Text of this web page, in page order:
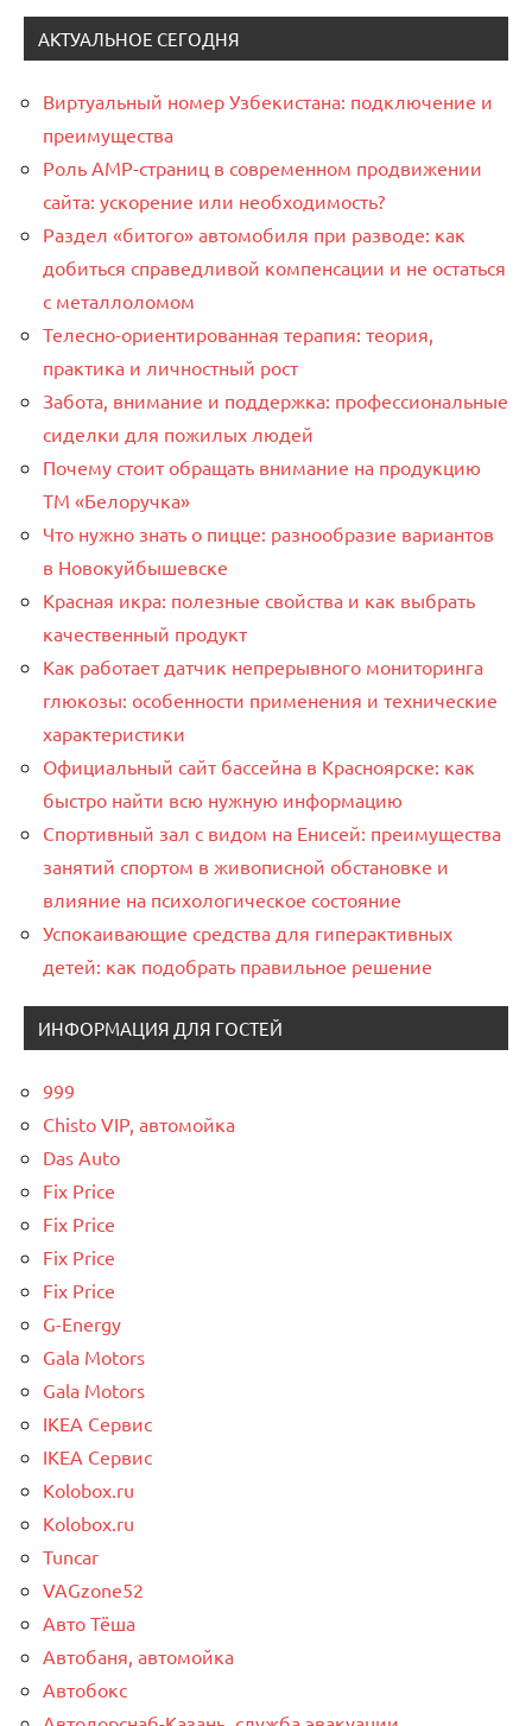
АКТУАЛЬНОЕ СЕГОДНЯ
Виртуальный номер Узбекистана: подключение и
преимущества
Роль AMP-страниц в современном продвижении
сайта: ускорение или необходимость?
Раздел «битого» автомобиля при разводе: как
добиться справедливой компенсации и не остаться
с металлоломом
Телесно-ориентированная терапия: теория,
практика и личностный рост
Забота, внимание и поддержка: профессиональные
сиделки для пожилых людей
Почему стоит обращать внимание на продукцию
ТМ «Белоручка»
Что нужно знать о пицце: разнообразие вариантов
в Новокуйбышевске
Красная икра: полезные свойства и как выбрать
качественный продукт
Как работает датчик непрерывного мониторинга
глюкозы: особенности применения и технические
характеристики
Официальный сайт бассейна в Красноярске: как
быстро найти всю нужную информацию
Спортивный зал с видом на Енисей: преимущества
занятий спортом в живописной обстановке и
влияние на психологическое состояние
Успокаивающие средства для гиперактивных
детей: как подобрать правильное решение
ИНФОРМАЦИЯ ДЛЯ ГОСТЕЙ
999
Chisto VIP, автомойка
Das Auto
Fix Price
Fix Price
Fix Price
Fix Price
G-Energy
Gala Motors
Gala Motors
IKEA Сервис
IKEA Сервис
Kolobox.ru
Kolobox.ru
Tuncar
VAGzone52
Авто Тёша
Автобаня, автомойка
Автобокс